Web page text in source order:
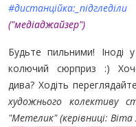
#дистанційка:_підгледіли
("медіаджайзер")
Будьте пильними!
колючий сюрприз :)
дива? Ходіть
художнього колективу
"Метелик" (керівниці: